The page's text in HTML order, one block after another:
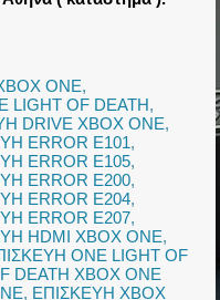
ONE,
LIGHT OF DEATH,
DRIVE XBOX ONE,
ERROR E101,
ERROR E105,
ERROR E200,
ERROR E204,
ERROR E207,
HDMI XBOX ONE,
ONE LIGHT OF
DEATH XBOX ONE
, ΕΠΙΣΚΕΥΗ XBOX